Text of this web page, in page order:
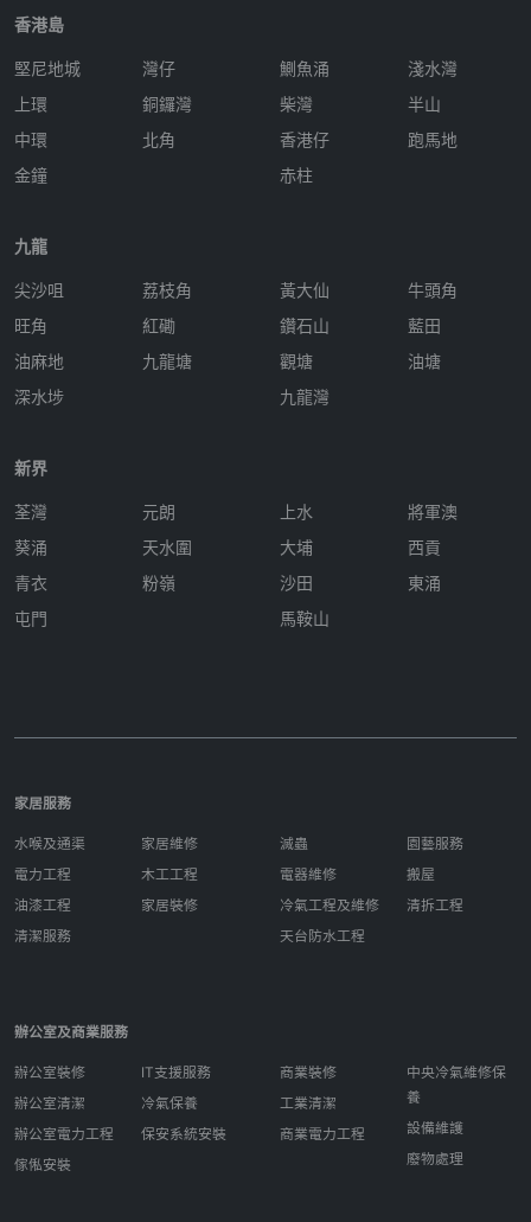
香港島
堅尼地城
上環
中環
金鐘
灣仔
銅鑼灣
北角
鰂魚涌
柴灣
香港仔
赤柱
淺水灣
半山
跑馬地
九龍
尖沙咀
旺角
油麻地
深水埗
荔枝角
紅磡
九龍塘
黃大仙
鑽石山
觀塘
九龍灣
牛頭角
藍田
油塘
新界
荃灣
葵涌
青衣
屯門
元朗
天水圍
粉嶺
上水
大埔
沙田
馬鞍山
將軍澳
西貢
東涌
家居服務
水喉及通渠
電力工程
油漆工程
清潔服務
家居維修
木工工程
家居裝修
滅蟲
電器維修
冷氣工程及維修
天台防水工程
園藝服務
搬屋
清拆工程
辦公室及商業服務
辦公室裝修
辦公室清潔
辦公室電力工程
傢俬安裝
IT支援服務
冷氣保養
保安系統安裝
商業裝修
工業清潔
商業電力工程
中央冷氣維修保
養
設備維護
廢物處理